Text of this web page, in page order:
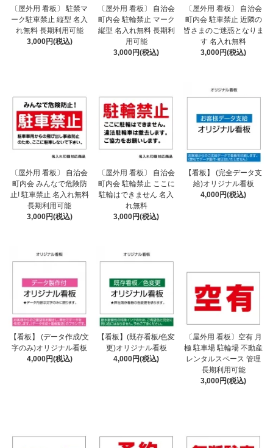
〔屋外用 看板〕 駐禁マ
ーク駐車禁止 縦型 名入
れ無料 長期利用可能
3,000円(税込)
〔屋外用 看板〕 自治会
町内会 駐輪禁止 マーク
縦型 名入れ無料 長期利
用可能
3,000円(税込)
〔屋外用 看板〕 自治会
町内会 駐車禁止 近隣の
皆さまのご迷惑となりま
す 名入れ無料
3,000円(税込)
〔屋外用 看板〕 自治会
町内会 みんなで危険防
止! 駐車禁止 名入れ無料
長期利用可能
3,000円(税込)
〔屋外用 看板〕 自治会
町内会 駐輪禁止 ここに
駐輪はできません 名入
れ無料
3,000円(税込)
【看板】 (完全データ支
給)オリジナル看板
4,000円(税込)
【看板】 (データ作成/文
字のみ)オリジナル看板
4,000円(税込)
【看板】(既存看板/色変
更)オリジナル看板
4,000円(税込)
〔屋外用 看板〕空有 月
極 駐車場 駐輪場 不動産
レンタルスペース 管理
長期利用可能
3,000円(税込)